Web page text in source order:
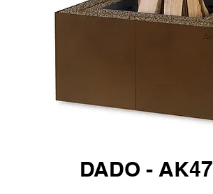
DADO - AK47